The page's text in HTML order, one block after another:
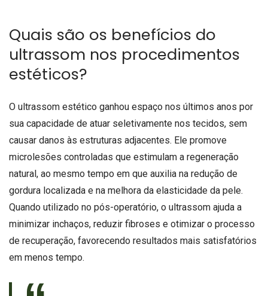
Quais são os benefícios do
ultrassom nos procedimentos
estéticos?
O ultrassom estético ganhou espaço nos últimos anos por
sua capacidade de atuar seletivamente nos tecidos, sem
causar danos às estruturas adjacentes. Ele promove
microlesões controladas que estimulam a regeneração
natural, ao mesmo tempo em que auxilia na redução de
gordura localizada e na melhora da elasticidade da pele.
Quando utilizado no pós-operatório, o ultrassom ajuda a
minimizar inchaços, reduzir fibroses e otimizar o processo
de recuperação, favorecendo resultados mais satisfatórios
em menos tempo.